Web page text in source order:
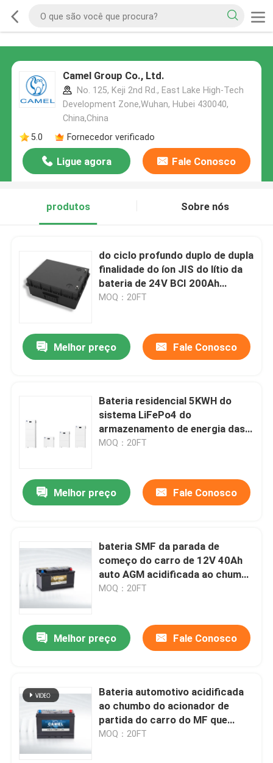
Camel Group Co., Ltd.
No. 125, Keji 2nd Rd., East Lake High-Tech
Development Zone,Wuhan, Hubei 430040,
China,China
5.0
Fornecedor verificado
Ligue agora Fale Conosco
produtos Sobre nós
do ciclo profundo duplo de dupla
finalidade do íon JIS do lítio da
bateria de 24V BCI 200Ah
caminhão pesado
MOQ：20FT
Melhor preço Fale Conosco
Bateria residencial 5KWH do
sistema LiFePo4 do
armazenamento de energia das
energias solares alternativas na
MOQ：20FT
Melhor preço Fale Conosco
bateria SMF da parada de
começo do carro de 12V 40Ah
auto AGM acidificada ao chumbo
para a carrinha
MOQ：20FT
Melhor preço Fale Conosco
Bateria automotivo acidificada
ao chumbo do acionador de
partida do carro do MF que
começa o poder BCI 12V
MOQ：20FT